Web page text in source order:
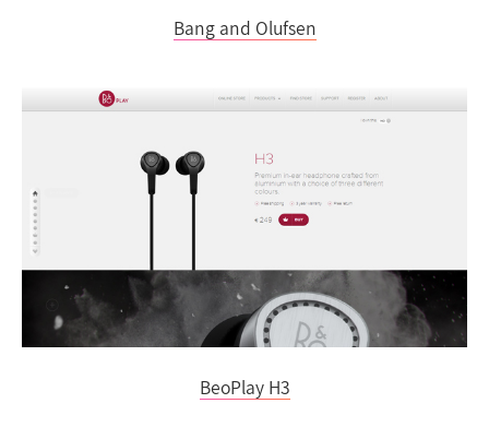
Bang and Olufsen
BeoPlay H3